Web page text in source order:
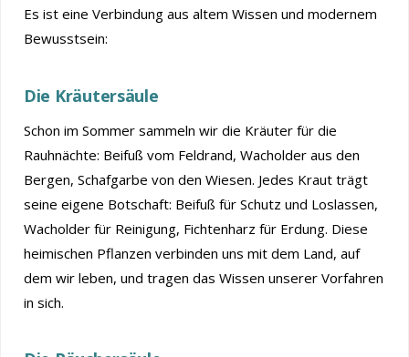
Es ist eine Verbindung aus altem Wissen und modernem
Bewusstsein:
Die Kräutersäule
Schon im Sommer sammeln wir die Kräuter für die
Rauhnächte: Beifuß vom Feldrand, Wacholder aus den
Bergen, Schafgarbe von den Wiesen. Jedes Kraut trägt
seine eigene Botschaft: Beifuß für Schutz und Loslassen,
Wacholder für Reinigung, Fichtenharz für Erdung. Diese
heimischen Pflanzen verbinden uns mit dem Land, auf
dem wir leben, und tragen das Wissen unserer Vorfahren
in sich.